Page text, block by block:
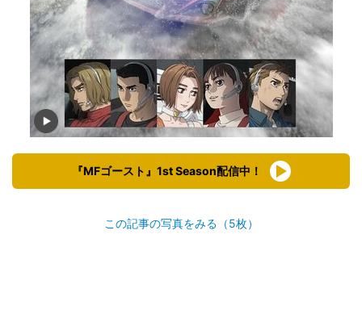
『MFゴースト』1st Season配信中！
この記事の写真をみる（5枚）